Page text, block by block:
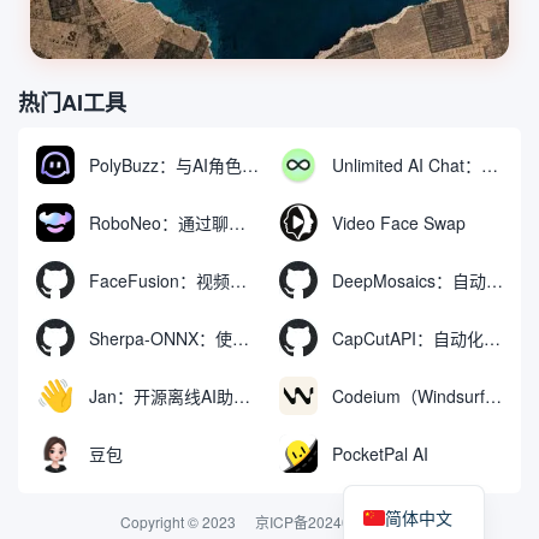
热门AI工具
PolyBuzz：与AI角色互动的免费聊天与角色扮演平台 Unlimited AI Chat：免费无限制的AI聊天工具
RoboNeo：通过聊天生成和编辑视频与图像的AI工具 Video Face Swap
FaceFusion：视频换脸增强工具|语音同步视频嘴型动作 DeepMosaics：自动去除图像和视频中的马赛克，或向其添加马赛克
Sherpa-ONNX：使用ONNXRuntime实现离线语音识别和合成 CapCutAPI：自动化控制CapCut视频剪辑的开源工具
Jan：开源离线AI助手，ChatGPT 替代品，运行本地AI模型或连接云端AI Codeium（Windsurf Editor）：免费的AI代码补全与聊天工具，Windsurf以对话方式编写完整项目代码
豆包 PocketPal AI
Copyright © 2023 京ICP备2024074324号-2简体中文